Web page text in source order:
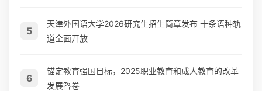
5
天津外国语大学2026研究生招生简章发布 十条语种轨
道全面开放
6
锚定教育强国目标，2025职业教育和成人教育的改革
发展答卷